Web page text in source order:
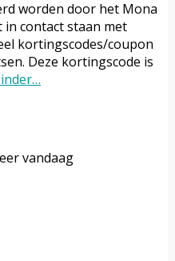
worden door het Mona
in contact staan met
kortingscodes/coupon
Deze kortingscode is
vandaag